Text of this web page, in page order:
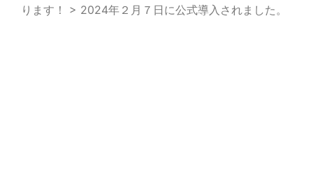
ります！ > 2024年２月７日に公式導入されました。